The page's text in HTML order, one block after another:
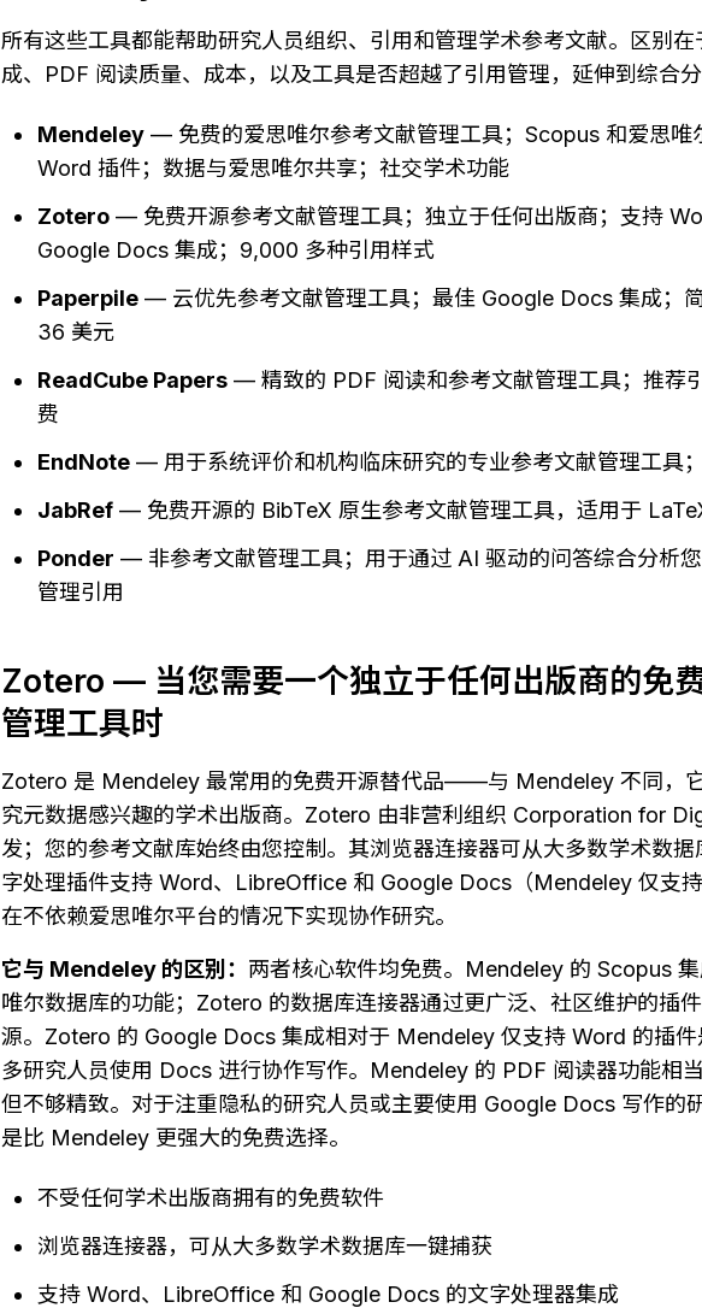
所有这些工具都能帮助研究人员组织、引用和管理学术参考文献。区别
成、PDF 阅读质量、成本，以及工具是否超越了引用管理，延伸到综合分
Mendeley — 免费的爱思唯尔参考文献管理工具；Scopus 和爱思唯
Word 插件；数据与爱思唯尔共享；社交学术功能
Zotero — 免费开源参考文献管理工具；独立于任何出版商；支持
Google Docs 集成；9,000 多种引用样式
Paperpile — 云优先参考文献管理工具；最佳 Google Docs 集成；
36 美元
ReadCube Papers — 精致的 PDF 阅读和参考文献管理工具；推荐
费
EndNote — 用于系统评价和机构临床研究的专业参考文献管理工具
JabRef — 免费开源的 BibTeX 原生参考文献管理工具，适用于
Ponder — 非参考文献管理工具；用于通过 AI 驱动的问答综合分析
管理引用
Zotero — 当您需要一个独立于任何出版商的免
管理工具时
Zotero 是 Mendeley 最常用的免费开源替代品——与 Mendeley 不同，
究元数据感兴趣的学术出版商。Zotero 由非营利组织 Corporation for
发；您的参考文献库始终由您控制。其浏览器连接器可从大多数学术数
字处理插件支持 Word、LibreOffice 和 Google Docs（Mendeley 仅支
在不依赖爱思唯尔平台的情况下实现协作研究。
它与 Mendeley 的区别： 两者核心软件均免费。Mendeley 的 Scopus
唯尔数据库的功能；Zotero 的数据库连接器通过更广泛、社区维护的插
源。Zotero 的 Google Docs 集成相对于 Mendeley 仅支持 Word 的插
多研究人员使用 Docs 进行协作写作。Mendeley 的 PDF 阅读器功能相
但不够精致。对于注重隐私的研究人员或主要使用 Google Docs 写作的
是比 Mendeley 更强大的免费选择。
不受任何学术出版商拥有的免费软件
浏览器连接器，可从大多数学术数据库一键捕获
支持 Word、LibreOffice 和 Google Docs 的文字处理器集成